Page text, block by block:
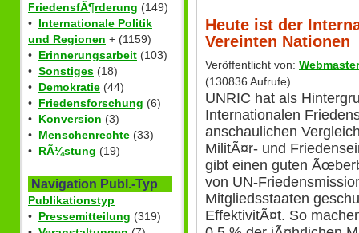
FriedensfÃ¶rderung (149)
• Internationale Politik
und Regionen + (1159)
• Erinnerungsarbeit (103)
• Sonstiges (18)
• Demokratie (44)
• Friedensforschung (6)
• Konversion (3)
• Menschenrechte (33)
• RÃ¼stung (19)
Navigation Publ.-Typ
Publikationstyp
• Pressemitteilung (319)
Heute ist der
Vereinten Nationen
Veröffentlicht von: Webmaster
(130836 Aufrufe)
UNRIC hat als
Internationalen
anschaulichen
MilitÃ¤r- und
gibt einen guten
von UN-
Mitgliedsstaaten
EffektivitÃ¤t. So